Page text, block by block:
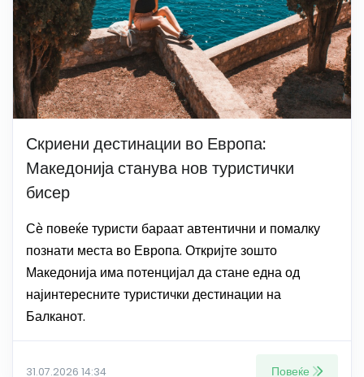
Скриени дестинации во Европа:
Македонија станува нов туристички
бисер
Сѐ повеќе туристи бараат автентични и помалку
познати места во Европа. Откријте зошто
Македонија има потенцијал да стане една од
најинтересните туристички дестинации на
Балканот.
31.07.2026 14:34 Повеќе